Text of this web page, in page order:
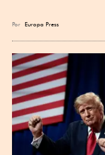
Por Europa Press